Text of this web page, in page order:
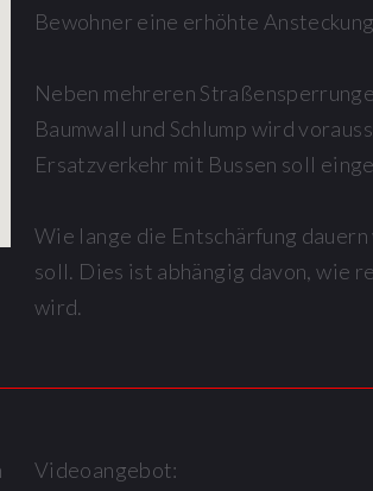
Bewohner eine erhöhte
Neben mehreren
Baumwall und Schlump wird
Ersatzverkehr mit Bussen soll
Wie lange die Entschärfung
soll. Dies ist abhängig davon, wie
wird.
Videoangebot: